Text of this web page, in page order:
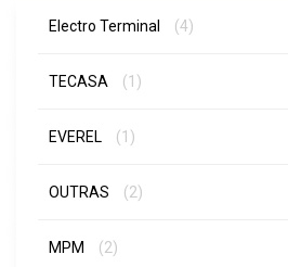
Electro Terminal (4)
TECASA (1)
EVEREL (1)
OUTRAS (2)
MPM (2)